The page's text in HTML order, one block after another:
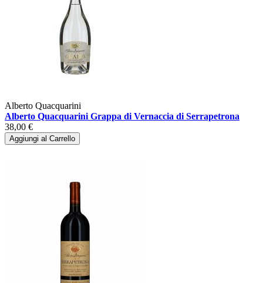
Alberto Quacquarini
Alberto Quacquarini Grappa di Vernaccia di Serrapetrona
38,00 €
Aggiungi al Carrello